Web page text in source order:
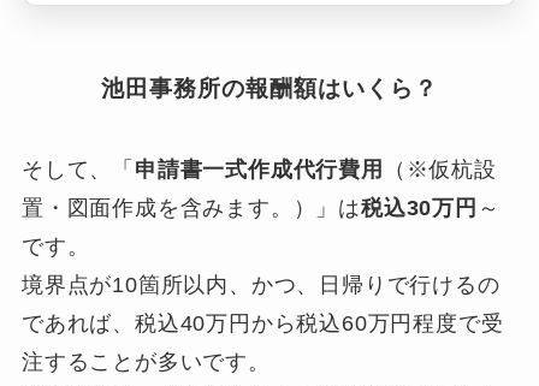
池田事務所の報酬額はいくら？
そして、「 申請書一式作成代行費用
（※仮杭設
置・図面作成を含みます。）」は税込30万円 ～
です。
境界点が10箇所以内、かつ、日帰りで行けるの
であれば、税込40万円から税込60万円程度で受
注することが多いです。